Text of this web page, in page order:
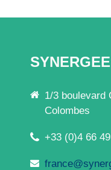
1/3 boulevard
Colombes
+33 (0)4 66